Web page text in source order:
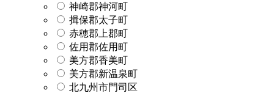
神崎郡神河町
揖保郡太子町
赤穂郡上郡町
佐用郡佐用町
美方郡香美町
美方郡新温泉町
北九州市門司区